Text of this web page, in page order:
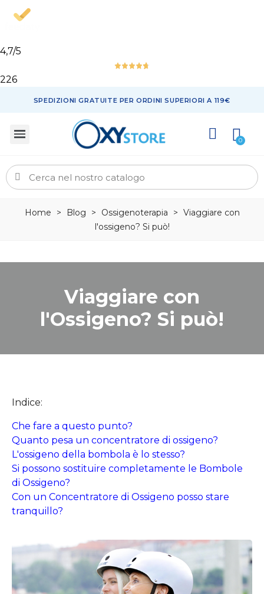
4,7/5
226
SPEDIZIONI GRATUITE PER ORDINI SUPERIORI A 119€
Home > Blog > Ossigenoterapia > Viaggiare con
l'ossigeno? Si può!
Viaggiare con
l'Ossigeno? Si può!
Indice:
Che fare a questo punto?
Quanto pesa un concentratore di ossigeno?
L'ossigeno della bombola è lo stesso?
Si possono sostituire completamente le Bombole
di Ossigeno?
Con un Concentratore di Ossigeno posso stare
tranquillo?